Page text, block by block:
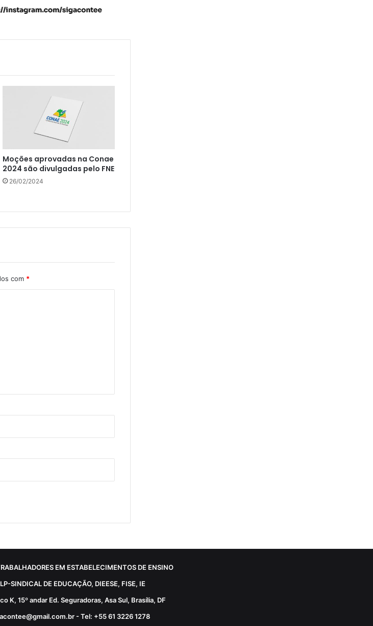
Moções aprovadas na Conae
2024 são divulgadas pelo FNE
26/02/2024
com *
EM ESTABELECIMENTOS DE ENSINO
SINDICAL DE EDUCAÇÃO, DIEESE, FISE, IE
K, 15º andar Ed. Seguradoras, Asa Sul, Brasília, DF
- Tel: +55 61 3226 1278